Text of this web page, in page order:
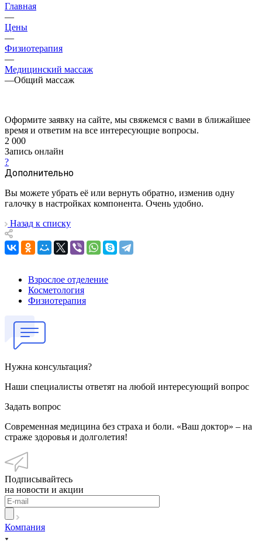
Главная
—
Цены
—
Физиотерапия
—
Медицинский массаж
—Общий массаж
Оформите заявку на сайте, мы свяжемся с вами в ближайшее
время и ответим на все интересующие вопросы.
2 000
Запись онлайн
?
Дополнительно
Вы можете убрать её или вернуть обратно, изменив одну
галочку в настройках компонента. Очень удобно.
Назад к списку
Взрослое отделение
Косметология
Физиотерапия
Нужна консультация?
Наши специалисты ответят на любой интересующий вопрос
Задать вопрос
Современная медицина без страха и боли. «Ваш доктор» – на
страже здоровья и долголетия!
Подписывайтесь
на новости и акции
Компания